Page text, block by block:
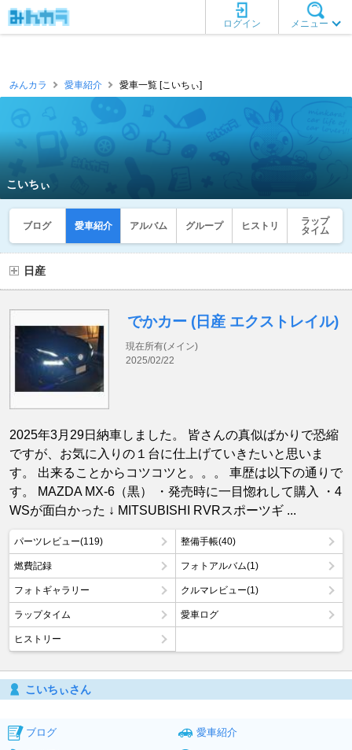
メニュー
ログイン
みんカラ 愛車紹介 愛車一覧 [こいちぃ]
こいちぃ
ブログ 愛車紹介 アルバム グループ ヒストリ
ラップ
タイム
日産
でかカー (日産 エクストレイル)
現在所有(メイン)
2025/02/22
2025年3月29日納車しました。 皆さんの真似ばかりで恐縮
ですが、お気に入りの１台に仕上げていきたいと思いま
す。 出来ることからコツコツと。。。 車歴は以下の通りで
す。 MAZDA MX-6（黒） ・発売時に一目惚れして購入 ・4
WSが面白かった ↓ MITSUBISHI RVRスポーツギ ...
パーツレビュー(119) 整備手帳(40)
燃費記録 フォトアルバム(1)
フォトギャラリー クルマレビュー(1)
ラップタイム 愛車ログ
ヒストリー
こいちぃさん
ブログ
愛車紹介